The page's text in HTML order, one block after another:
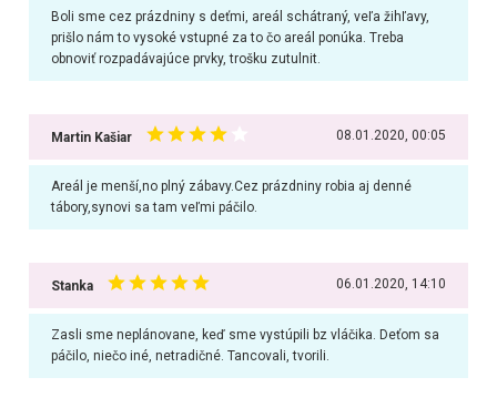
Boli sme cez prázdniny s deťmi, areál schátraný, veľa žihľavy,
prišlo nám to vysoké vstupné za to čo areál ponúka. Treba
obnoviť rozpadávajúce prvky, trošku zutulnit.
Martin Kašiar 08.01.2020, 00:05
Areál je menší,no plný zábavy.Cez prázdniny robia aj denné
tábory,synovi sa tam veľmi páčilo.
Stanka 06.01.2020, 14:10
Zasli sme neplánovane, keď sme vystúpili bz vláčika. Deťom sa
páčilo, niečo iné, netradičné. Tancovali, tvorili.